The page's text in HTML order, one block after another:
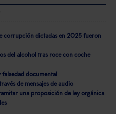
corrupción dictadas en 2025 fueron
del alcohol tras roce con coche
falsedad documental
de mensajes de audio
una proposición de ley orgánica